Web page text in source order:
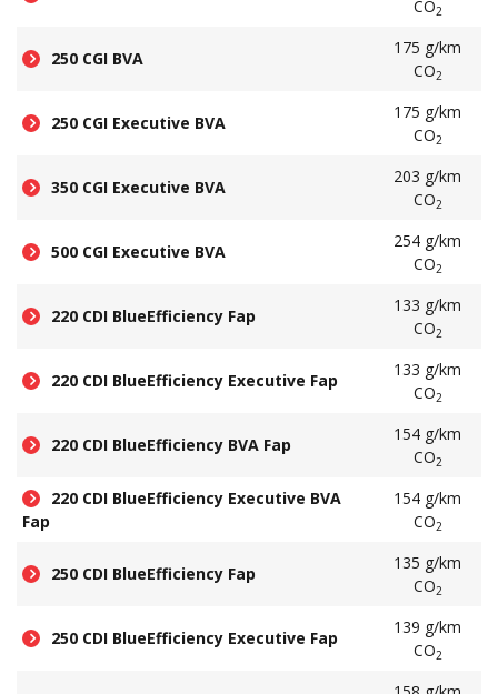
CO2
250 CGI BVA
175 g/km
CO2
250 CGI Executive BVA
175 g/km
CO2
350 CGI Executive BVA
203 g/km
CO2
500 CGI Executive BVA
254 g/km
CO2
220 CDI BlueEfficiency Fap
133 g/km
CO2
220 CDI BlueEfficiency Executive Fap
133 g/km
CO2
220 CDI BlueEfficiency BVA Fap
154 g/km
CO2
220 CDI BlueEfficiency Executive BVA
Fap
154 g/km
CO2
250 CDI BlueEfficiency Fap
135 g/km
CO2
250 CDI BlueEfficiency Executive Fap
139 g/km
CO2